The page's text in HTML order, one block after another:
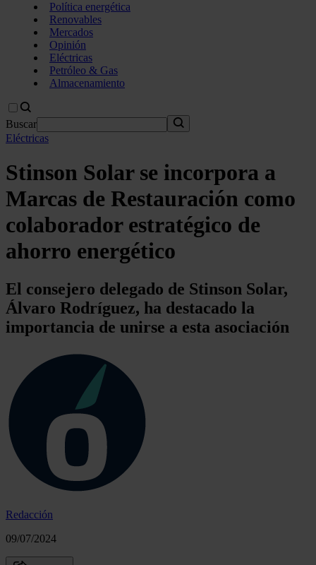
Política energética
Renovables
Mercados
Opinión
Eléctricas
Petróleo & Gas
Almacenamiento
Buscar
Eléctricas
Stinson Solar se incorpora a
Marcas de Restauración como
colaborador estratégico de
ahorro energético
El consejero delegado de Stinson Solar,
Álvaro Rodríguez, ha destacado la
importancia de unirse a esta asociación
Redacción
09/07/2024